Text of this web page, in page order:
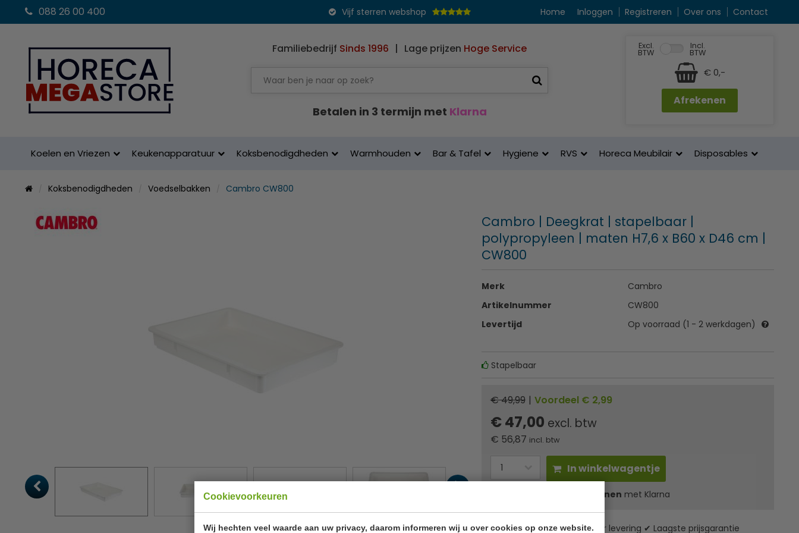
Cookievoorkeuren
Wij hechten veel waarde aan uw privacy, daarom informeren wij u over cookies op onze website.
088 26 00 400 Vijf sterren webshop Home Inloggen Registreren Over ons Contact
Familiebedrijf Sinds 1996 | Lage prijzen Hoge Service
Betalen in 3 termijn met Klarna
Excl.
BTW
Incl.
BTW
€ 0,-
Afrekenen
Koelen en Vriezen Keukenapparatuur Koksbenodigdheden Warmhouden Bar & Tafel Hygiene RVS Horeca Meubilair Disposables
Koksbenodigdheden Voedselbakken Cambro CW800
Cambro | Deegkrat | stapelbaar |
polypropyleen | maten H7,6 x B60 x D46 cm |
CW800
Merk
Cambro
Artikelnummer
CW800
Levertijd
Op voorraad (1 - 2 werkdagen)
Stapelbaar
€ 49,99 | Voordeel € 2,99
€ 47,00 excl. btw
€ 56,87 incl. btw
In winkelwagentje
in 3 termijnen met Klarna
✔ Gratis verzending* ✔ 24 uur levering ✔ Laagste prijsgarantie